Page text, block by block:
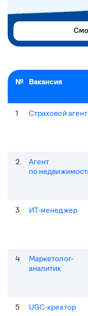
№ Вакансия
1 Страховой агент
2
Агент
по
3 ИТ-менеджер
4
Маркетолог-
аналитик
5 UGC-креатор